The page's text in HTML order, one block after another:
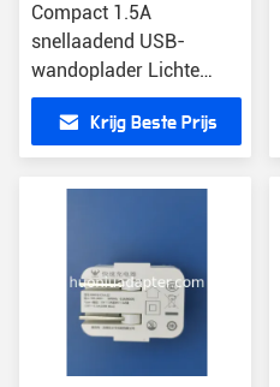
Compact 1.5A
snellaadend USB-
wandoplader Lichte
USB-stroomadapter
Krijg Beste Prijs